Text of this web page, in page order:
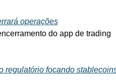
operações
do app de trading
regulatório focando